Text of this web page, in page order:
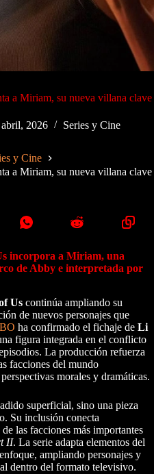
a Miriam, su nueva villana clave
2026 Series y Cine
y Cine
a Miriam, su nueva villana clave
incorpora a Miriam, una
de Abby e interpretada por
Us continúa ampliando su
de nuevos personajes que
ha confirmado el fichaje de Li
figura integrada en el conflicto
La producción refuerza
facciones del mundo
morales y dramáticas.
superficial, sino una pieza
Su inclusión conecta
de las facciones más importantes
II. La serie adapta elementos del
ampliando personajes y
dentro del formato televisivo.